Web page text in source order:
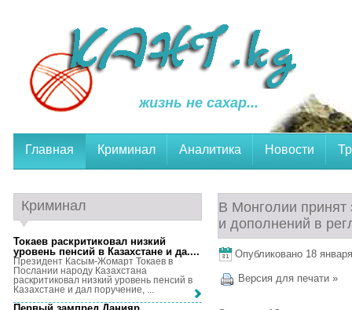
жизнь не сахар...
Главная Криминал Аналитика Новости
В Монголии принят
и дополнений в
Опубликовано 18
Версия для печати »
Криминал
Токаев раскритиковал низкий
уровень пенсий в Казахстане и да....
Президент Касым-Жомарт Токаев в
Послании народу Казахстана
раскритиковал низкий уровень пенсий в
Казахстане и дал поручение, ...